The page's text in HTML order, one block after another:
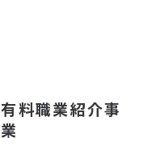
有料職業紹介事
業